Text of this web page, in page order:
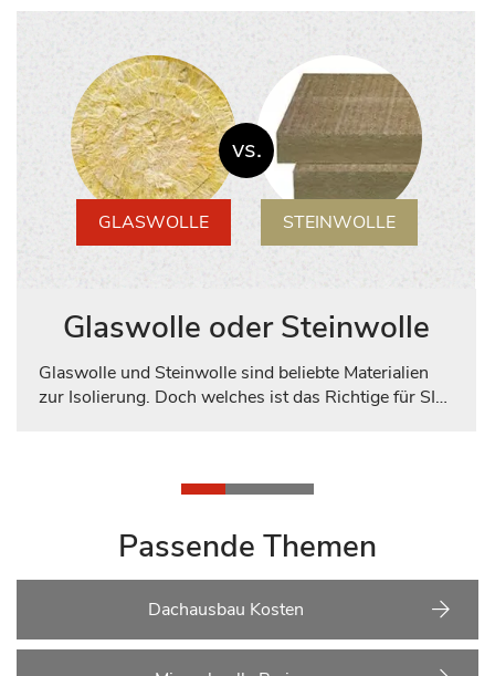
GLASWOLLE
vs.
STEINWOLLE
Glaswolle oder Steinwolle
Glaswolle und Steinwolle sind beliebte Materialien
zur Isolierung. Doch welches ist das Richtige für SIE?
in Bezug auf ein bestimmtes Thema besser
Passende Themen
Dachausbau Kosten